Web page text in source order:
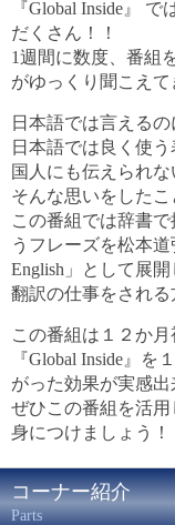
『Global Inside』
だくさん！！
1週間に数度、番組
がゆっくり聞こえて
日本語では言える
日本語では良く使
国人にも伝えられな
そんな思いをした
この番組では辞書
うフレーズを松本
English」として展開
翻訳の仕事をされる
この番組は１２か月
『Global Inside』
がった効果が実感出
ぜひこの番組を活
身につけましょう！
コーナー紹介
Parts